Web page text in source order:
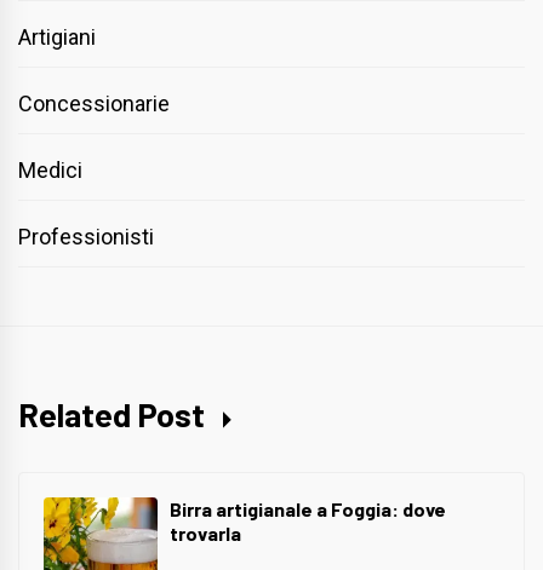
Artigiani
Concessionarie
Medici
Professionisti
Related Post
Birra artigianale a Foggia: dove
trovarla